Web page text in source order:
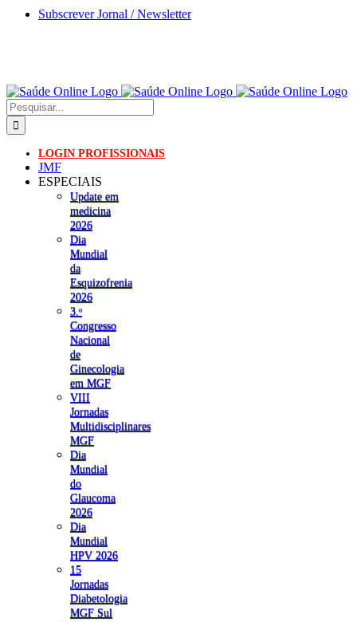
Skip
Subscrever Jornal / Newsletter
Pesquisar
LOGIN PROFISSIONAIS
JMF
ESPECIAIS
Update em
medicina
2026
Dia
Mundial
da
Esquizofrenia
2026
3.ᵒ
Congresso
Nacional
de
Ginecologia
em MGF
VIII
Jornadas
Multidisciplinares
MGF
Dia
Mundial
do
Glaucoma
2026
Dia
Mundial
HPV 2026
15
Jornadas
Diabetologia
MGF Sul